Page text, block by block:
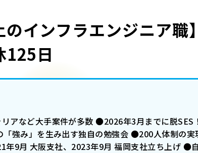
のインフラエンジニア
125日
アなど大手案件が多数 ●2026年3月までに脱SES
強み」を生み出す独自の勉強会 ●200人体制の
9月 大阪支社、2023年9月 福岡支社立ち上げ ●